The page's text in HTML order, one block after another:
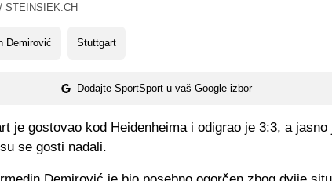
STEINSIEK.CH
Demirović Stuttgart
Dodajte SportSport u vaš Google izbor
je gostovao kod Heidenheima i odigrao je 3:3, a jasno
se gosti nadali.